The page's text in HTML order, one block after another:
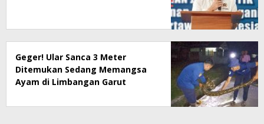
Geger! Ular Sanca 3 Meter
Ditemukan Sedang Memangsa
Ayam di Limbangan Garut